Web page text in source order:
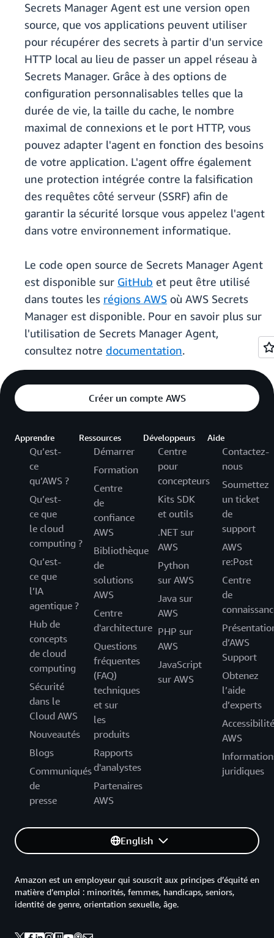
Secrets Manager Agent est une version open
source, que vos applications peuvent utiliser
pour récupérer des secrets à partir d'un service
HTTP local au lieu de passer un appel réseau à
Secrets Manager. Grâce à des options de
configuration personnalisables telles que la
durée de vie, la taille du cache, le nombre
maximal de connexions et le port HTTP, vous
pouvez adapter l'agent en fonction des besoins
de votre application. L'agent offre également
une protection intégrée contre la falsification
des requêtes côté serveur (SSRF) afin de
garantir la sécurité lorsque vous appelez l'agent
dans votre environnement informatique.
Le code open source de Secrets Manager Agent
est disponible sur GitHub et peut être utilisé
dans toutes les régions AWS où AWS Secrets
Manager est disponible. Pour en savoir plus sur
l'utilisation de Secrets Manager Agent,
consultez notre documentation.
Créer un compte AWS
Apprendre
Qu’est-
ce
qu’AWS ?
Qu’est-
ce que
le cloud
computing ?
Qu’est-
ce que
l’IA
agentique ?
Hub de
concepts
de cloud
computing
Sécurité
dans le
Cloud AWS
Nouveautés
Blogs
Communiqués
de
presse
Ressources
Démarrer
Formation
Centre
de
confiance
AWS
Bibliothèque
de
solutions
AWS
Centre
d'architecture
Questions
fréquentes
(FAQ)
techniques
et sur
les
produits
Rapports
d'analystes
Partenaires
AWS
Développeurs
Centre
pour
concepteurs
Kits SDK
et outils
.NET sur
AWS
Python
sur AWS
Java sur
AWS
PHP sur
AWS
JavaScript
sur AWS
Aide
Contactez-
nous
Soumettez
un ticket
de
support
AWS
re:Post
Centre
de
d’AWS
Support
Obtenez
l’aide
d’experts
Accessibilité
AWS
juridiques
English
Amazon est un employeur qui souscrit aux principes d’équité en
matière d’emploi : minorités, femmes, handicaps, seniors,
identité de genre, orientation sexuelle, âge.